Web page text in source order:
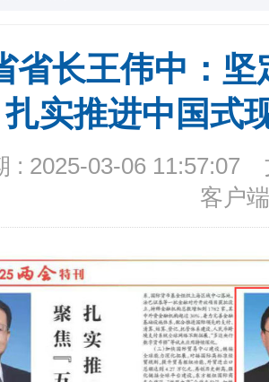
省长王伟中：
实推进中国式
: 2025-03-06 11:57:07
客户端